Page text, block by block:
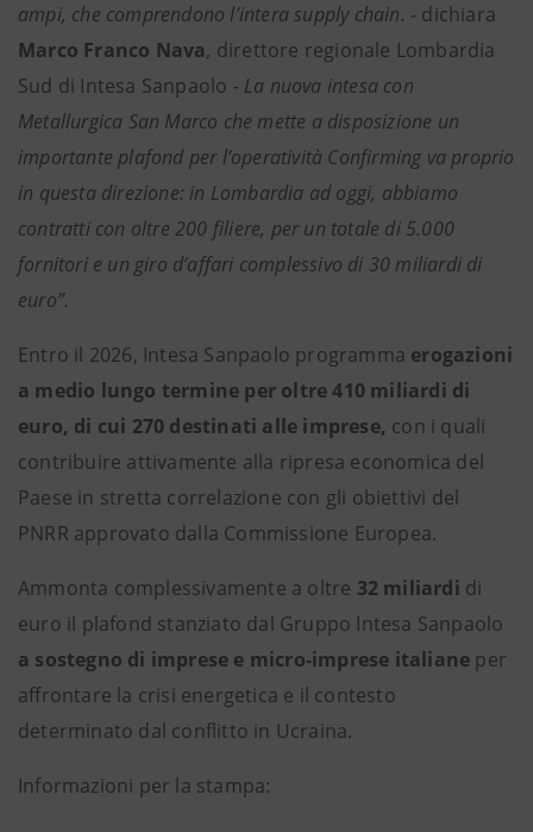
ampi, che comprendono l’intera supply chain. - dichiara
Marco Franco Nava, direttore regionale Lombardia
Sud di Intesa Sanpaolo - La nuova intesa con
Metallurgica San Marco che mette a disposizione un
importante plafond per l’operatività Confirming va proprio
in questa direzione: in Lombardia ad oggi, abbiamo
contratti con oltre 200 filiere, per un totale di 5.000
fornitori e un giro d’affari complessivo di 30 miliardi di
euro”.
Entro il 2026, Intesa Sanpaolo programma erogazioni
a medio lungo termine per oltre 410 miliardi di
euro, di cui 270 destinati alle imprese, con i quali
contribuire attivamente alla ripresa economica del
Paese in stretta correlazione con gli obiettivi del
PNRR approvato dalla Commissione Europea.
Ammonta complessivamente a oltre 32 miliardi di
euro il plafond stanziato dal Gruppo Intesa Sanpaolo
a sostegno di imprese e micro-imprese italiane per
affrontare la crisi energetica e il contesto
determinato dal conflitto in Ucraina.
Informazioni per la stampa: